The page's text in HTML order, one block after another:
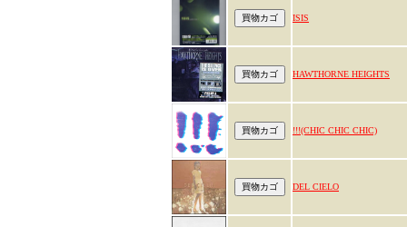
ISIS
HAWTHORNE HEIGHTS
!!!(CHIC CHIC CHIC)
DEL CIELO